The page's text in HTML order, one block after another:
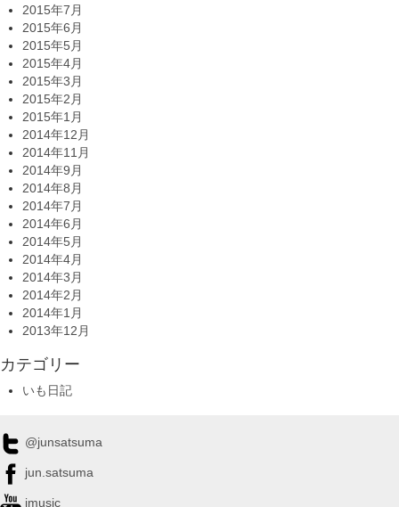
2015年7月
2015年6月
2015年5月
2015年4月
2015年3月
2015年2月
2015年1月
2014年12月
2014年11月
2014年9月
2014年8月
2014年7月
2014年6月
2014年5月
2014年4月
2014年3月
2014年2月
2014年1月
2013年12月
カテゴリー
いも日記
@junsatsuma
jun.satsuma
jmusic